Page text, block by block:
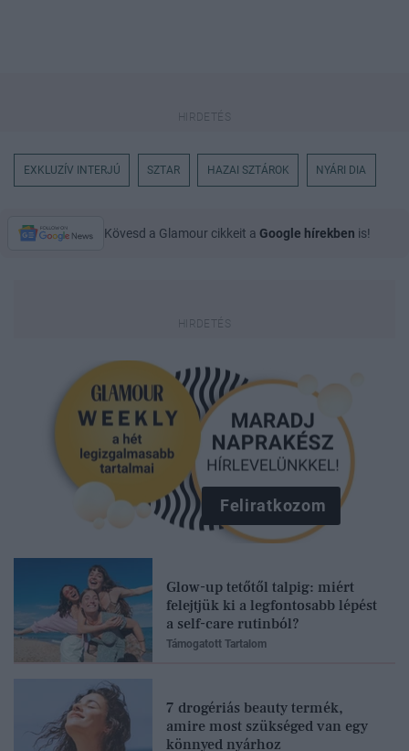
EXKLUZÍV INTERJÚ SZTAR HAZAI SZTÁROK NYÁRI DIA
Kövesd a Glamour cikkeit a Google hírekben is!
Feliratkozom
Glow-up tetőtől talpig: miért
felejtjük ki a legfontosabb lépést
a self-care rutinból?
Támogatott Tartalom
7 drogériás beauty termék,
amire most szükséged van egy
könnyed nyárhoz